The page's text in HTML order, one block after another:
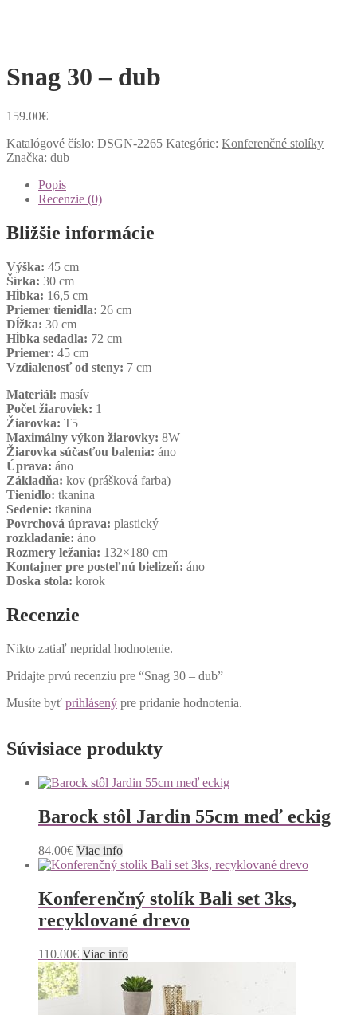
Snag 30 – dub
159.00€
Katalógové číslo: DSGN-2265 Kategórie: Konferenčné stolíky
Značka: dub
Popis
Recenzie (0)
Bližšie informácie
Výška: 45 cm
Šírka: 30 cm
Hĺbka: 16,5 cm
Priemer tienidla: 26 cm
Dĺžka: 30 cm
Hĺbka sedadla: 72 cm
Priemer: 45 cm
Vzdialenosť od steny: 7 cm
Materiál: masív
Počet žiaroviek: 1
Žiarovka: T5
Maximálny výkon žiarovky: 8W
Žiarovka súčasťou balenia: áno
Úprava: áno
Základňa: kov (prášková farba)
Tienidlo: tkanina
Sedenie: tkanina
Povrchová úprava: plastický
rozkladanie: áno
Rozmery ležania: 132×180 cm
Kontajner pre posteľnú bielizeň: áno
Doska stola: korok
Recenzie
Nikto zatiaľ nepridal hodnotenie.
Pridajte prvú recenziu pre “Snag 30 – dub”
Musíte byť prihlásený pre pridanie hodnotenia.
Súvisiace produkty
Barock stôl Jardin 55cm meď eckig
84.00€ Viac info
Konferenčný stolík Bali set 3ks,
recyklované drevo
110.00€ Viac info